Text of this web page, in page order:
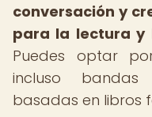
conversación y
para la lectura y
Puedes optar
incluso
basadas en libros